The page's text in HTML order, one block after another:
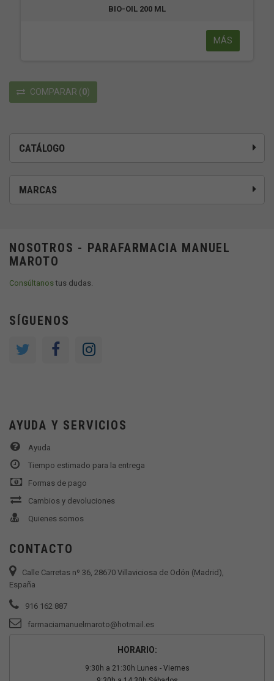
CATÁLOGO
MARCAS
BIO-OIL 200 ML
MÁS
COMPARAR (0)
NOSOTROS - PARAFARMACIA MANUEL
MAROTO
Consúltanostus dudas.
SÍGUENOS
AYUDA Y SERVICIOS
Ayuda
Tiempo estimado para la entrega
Formas de pago
Cambios y devoluciones
Quienes somos
CONTACTO
Calle Carretas nº 36, 28670 Villaviciosa de Odón (Madrid),
España
916 162 887
farmaciamanuelmaroto@hotmail.es
HORARIO:
9:30h a 21:30h Lunes - Viernes